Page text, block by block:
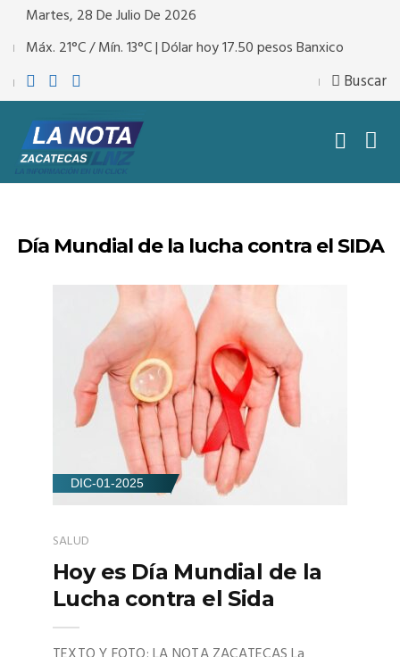
Martes, 28 De Julio De 2026
Máx. 21°C / Mín. 13°C | Dólar hoy 17.50 pesos Banxico
Buscar
Día Mundial de la lucha contra el SIDA
DIC-01-2025
SALUD
Hoy es Día Mundial de la
Lucha contra el Sida